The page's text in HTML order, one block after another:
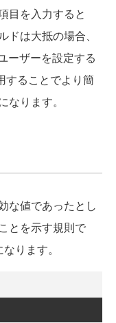
目を入力すると
は大抵の場合、
ーザーを設定する
することでより簡
ります。
な値であったとし
とを示す規則で
ります。